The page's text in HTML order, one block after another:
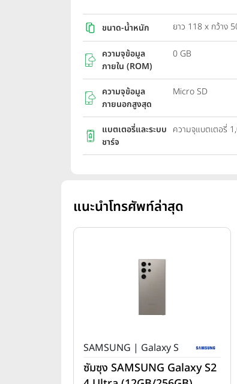
ขนาด-น้ำหนัก ยาว 118 x กว้าง
ความจุข้อมูล
ภายใน (ROM)
0 GB
ความจุข้อมูล
ภายนอกสูงสุด
Micro SD
แบตเตอรี่และระบบ
ชาร์จ
ความจุแบตเตอรี่
แนะนำโทรศัพท์ล่าสุด
SAMSUNG | Galaxy S
ซัมซุง SAMSUNG Galaxy S2